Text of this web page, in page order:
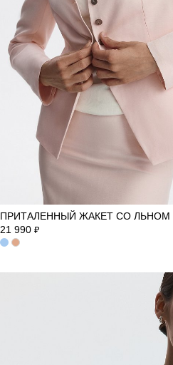
46
ПРИТАЛЕННЫЙ ЖАКЕТ СО ЛЬНОМ
21 990 ₽